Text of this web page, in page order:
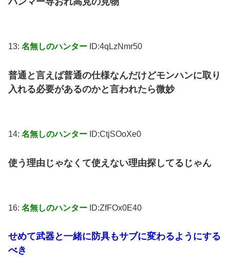
13: 名無しのハンター ID:4qLzNmr50
普通と言えば普通の仕様なんだけどモンハンに取り
入れる必要があるのかと言われたら微妙
14: 名無しのハンター ID:CtjSOoXe0
使う理由じゃなくて使えない理由探してるじゃん
16: 名無しのハンター ID:ZfFOx0E40
せめて武器と一緒に防具もサブに変わるようにする
べき